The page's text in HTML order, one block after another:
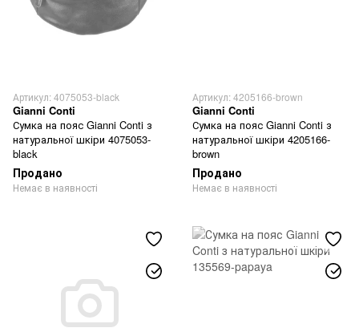
Артикул: 4075053-black
Gianni Conti
Сумка на пояс Gianni Conti з
натуральної шкіри 4075053-
black
Продано
Немає в наявності
Артикул: 4205166-brown
Gianni Conti
Сумка на пояс Gianni Conti з
натуральної шкіри 4205166-
brown
Продано
Немає в наявності